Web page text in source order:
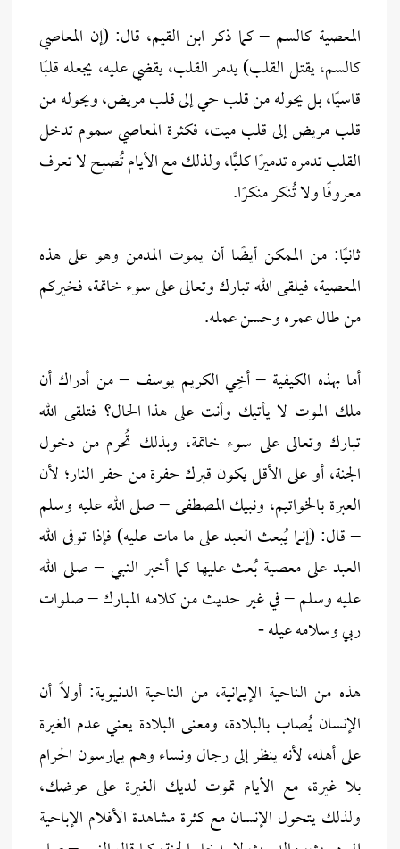
المعصية كالسم – كما ذكر ابن القيم، قال: (إن المعاصي
كالسم، يقتل القلب) يدمر القلب، يقضي عليه، يجعله قلبًا
قاسيًا، بل يحوله من قلب حي إلى قلب مريض، ويحوله من
قلب مريض إلى قلب ميت، فكثرة المعاصي سموم تدخل
القلب تدمره تدميرًا كليًّا، ولذلك مع الأيام تُصبح لا تعرف
معروفًا ولا تُنكر منكرًا.
ثانيًا: من الممكن أيضًا أن يموت المدمن وهو على هذه
المعصية، فيلقى الله تبارك وتعالى على سوء خاتمة، فخيركم
من طال عمره وحسن عمله.
أما بهذه الكيفية – أخِي الكريم يوسف – من أدراك أن
ملك الموت لا يأتيك وأنت على هذا الحال؟ فتلقى الله
تبارك وتعالى على سوء خاتمة، وبذلك تُحرم من دخول
الجنة، أو على الأقل يكون قبرك حفرة من حفر النار؛ لأن
العبرة بالخواتيم، ونبيك المصطفى – صلى الله عليه وسلم
– قال: (إنما يُبعث العبد على ما مات عليه) فإذا توفى الله
العبد على معصية بُعث عليها كما أخبر النبي – صلى الله
عليه وسلم – في غير حديث من كلامه المبارك – صلوات
ربي وسلامه عيله -
هذه من الناحية الإيمانية، من الناحية الدنيوية: أولاً أن
الإنسان يُصاب بالبلادة، ومعنى البلادة يعني عدم الغيرة
على أهله، لأنه ينظر إلى رجال ونساء وهم يمارسون الحرام
بلا غيرة، مع الأيام تموت لديك الغيرة على عرضك،
ولذلك يتحول الإنسان مع كثرة مشاهدة الأفلام الإباحية